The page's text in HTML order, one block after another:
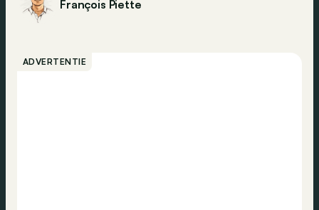
François Piette
ADVERTENTIE